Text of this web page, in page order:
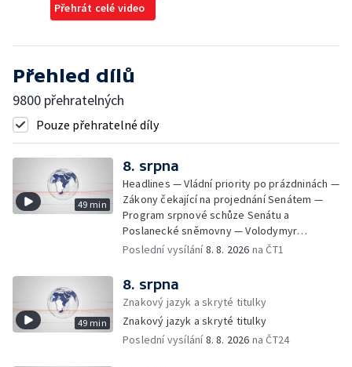
Přehrát celé video
Přehled dílů
9800 přehratelných
Pouze přehratelné díly
49 min
8. srpna
Headlines — Vládní priority po prázdninách —
Zákony čekající na projednání Senátem —
Program srpnové schůze Senátu a
Poslanecké sněmovny — Volodymyr
Zelenskyj jednal poprvé v Bělehradě —
provoz nelegálních domovů pro seniory —
Populace Česka stárne — Čekací lhůty na
přijetí do domovů pro seniory — Tisza
vybrala kandidáta na prezidenta — Tréninky
soutěžních párů StarDance — Následky
Poslední vysílání8. 8. 2026 na ČT1
49 min
8. srpna
Znakový jazyk a skryté titulky
Znakový jazyk a skryté titulky
Poslední vysílání8. 8. 2026 na ČT24